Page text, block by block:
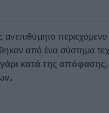
από ένα σύστημα
κατά της